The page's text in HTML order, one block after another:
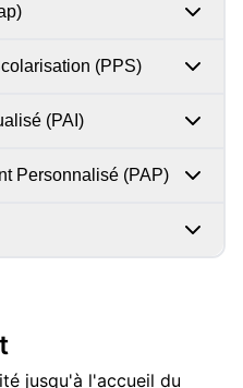
(PPS)
(PAI)
Personnalisé (PAP)
jusqu'à l'accueil du